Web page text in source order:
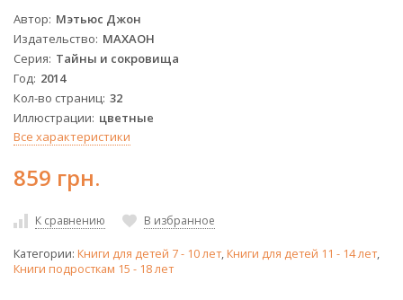
Автор Мэтьюс Джон
Издательство МАХАОН
Серия Тайны и сокровища
Год 2014
Кол-во страниц 32
Иллюстрации цветные
Все характеристики
859 грн.
К сравнению В избранное
Категории: Книги для детей 7 - 10 лет,Книги для детей 11 - 14 лет,
Книги подросткам 15 - 18 лет